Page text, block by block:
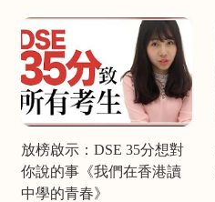
放榜啟示：DSE 35分想對
你說的事《我們在香港讀
中學的青春》